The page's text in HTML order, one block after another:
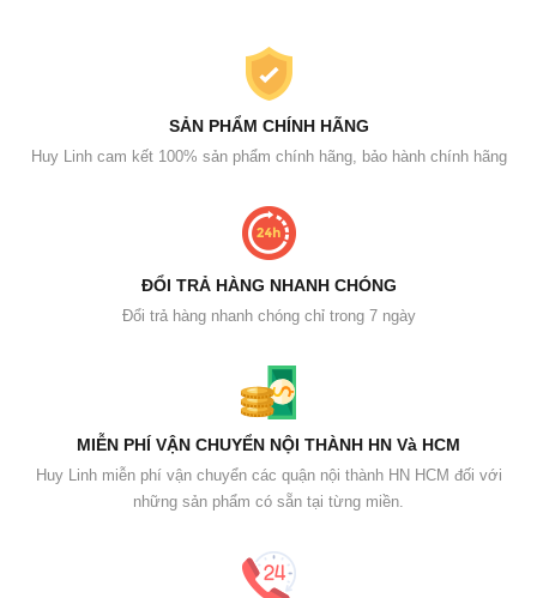
SẢN PHẨM CHÍNH HÃNG
Huy Linh cam kết 100% sản phẩm chính hãng, bảo hành chính hãng
ĐỔI TRẢ HÀNG NHANH CHÓNG
Đổi trả hàng nhanh chóng chỉ trong 7 ngày
MIỄN PHÍ VẬN CHUYỂN NỘI THÀNH HN Và HCM
Huy Linh miễn phí vận chuyển các quận nội thành HN HCM đối với
những sản phẩm có sẵn tại từng miền.